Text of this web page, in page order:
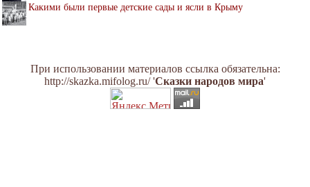
Какими были первые детские сады и ясли в Крыму
При использовании материалов ссылка обязательна:
http://skazka.mifolog.ru/ 'Сказки народов мира'